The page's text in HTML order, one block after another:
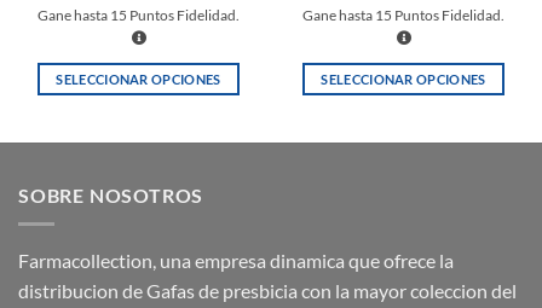
Gane hasta 15 Puntos Fidelidad.
SELECCIONAR OPCIONES
variantes.
opciones
se
Gane hasta 15 Puntos Fidelidad.
SELECCIONAR OPCIONES
opciones
SOBRE NOSOTROS
Farmacollection, una empresa dinamica que ofrece la
distribucion de Gafas de presbicia con la mayor coleccion del